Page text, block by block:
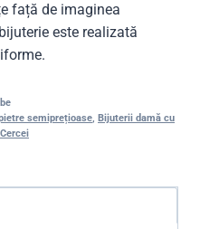
față de imaginea
este realizată
semiprețioase, Bijuterii damă cu
Cercei